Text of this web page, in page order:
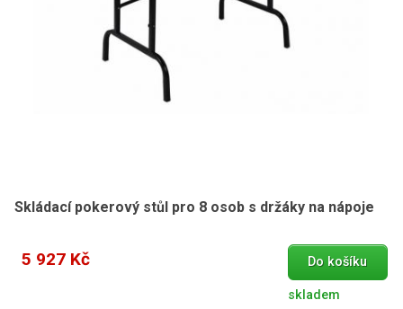
Skládací pokerový stůl pro 8 osob s držáky na nápoje
5 927 Kč Do košíku
skladem